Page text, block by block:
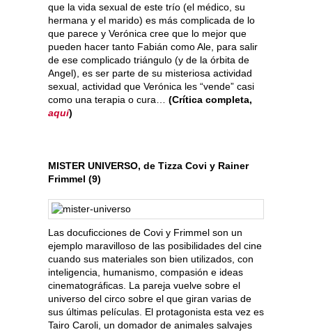
que la vida sexual de este trío (el médico, su
hermana y el marido) es más complicada de lo
que parece y Verónica cree que lo mejor que
pueden hacer tanto Fabián como Ale, para salir
de ese complicado triángulo (y de la órbita de
Angel), es ser parte de su misteriosa actividad
sexual, actividad que Verónica les “vende” casi
como una terapia o cura… (Crítica completa,
aquí)
MISTER UNIVERSO, de Tizza Covi y Rainer
Frimmel (9)
Las docuficciones de Covi y Frimmel son un
ejemplo maravilloso de las posibilidades del cine
cuando sus materiales son bien utilizados, con
inteligencia, humanismo, compasión e ideas
cinematográficas. La pareja vuelve sobre el
universo del circo sobre el que giran varias de
sus últimas películas. El protagonista esta vez es
Tairo Caroli, un domador de animales salvajes